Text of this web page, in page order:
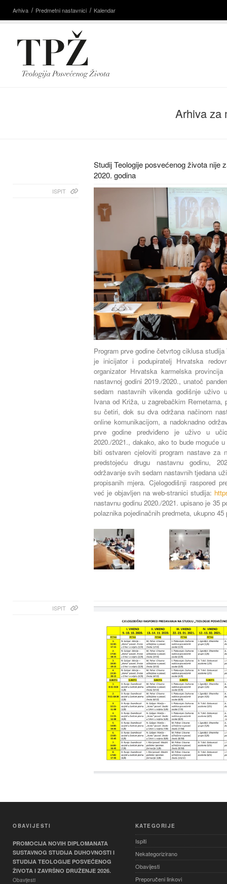
Arhiva Predmetni nastavnici Kalendar
Arhiva za
Studij Teologije posvećenog života nije
2020. godina
ISPIT
Program prve godine četvrtog ciklusa
je inicijator i podupiratelj Hrvatska
organizator Hrvatska karmelska
nastavnoj godini 2019./2020., unatoč
sedam nastavnih vikenda godišnje uživo
Ivana od Križa, u zagrebačkim Remetama,
su četiri, dok su dva održana načinom
online komunikacijom, a nadoknadno
prve godine predviđeno je uživo u
2020./2021., dakako, ako to bude moguće
biti ostvaren cjeloviti program nastave za
predstojeću drugu nastavnu godinu,
održavanje svih sedam nastavnih tjedana
propisanih mjera. Cjelogodišnji raspored
već je objavljen na web-stranici studija:
nastavnu godinu 2020./2021. upisano je 35
polaznika pojedinačnih predmeta, ukupno 45
ISPIT
OBAVIJESTI
PROMOCIJA NOVIH DIPLOMANATA
SUSTAVNOG STUDIJA DUHOVNOSTI I
STUDIJA TEOLOGIJE POSVEĆENOG
ŽIVOTA I ZAVRŠNO DRUŽENJE 2026.
Obavijesti
KATEGORIJE
Ispiti
Nekategorizirano
Obavijesti
Preporučeni linkovi